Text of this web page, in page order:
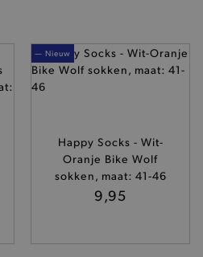
— Nieuw
Happy Socks - Wit-
Oranje Bike Wolf
sokken, maat: 41-46
9,95